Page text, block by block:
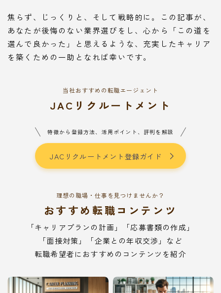
焦らず、じっくりと、そして戦略的に。この記事が、
あなたが後悔のない業界選びをし、心から「この道を
選んで良かった」と思えるような、充実したキャリア
を築くための一助となれば幸いです。
当社おすすめの転職エージェント
JACリクルートメント
特徴から登録方法、活用ポイント、評判を解説
JACリクルートメント登録ガイド
理想の職場・仕事を見つけませんか？
おすすめ転職コンテンツ
「キャリアプランの計画」「応募書類の作成」
「面接対策」「企業との年収交渉」など
転職希望者におすすめのコンテンツを紹介